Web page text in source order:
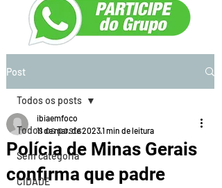
Post
Todos os posts
Sem categoria
CIDADE
Todos os posts
Polícia de Minas Gerais
confirma que padre
ibiaemfoco
11 de mar. de 20231 min de leitura